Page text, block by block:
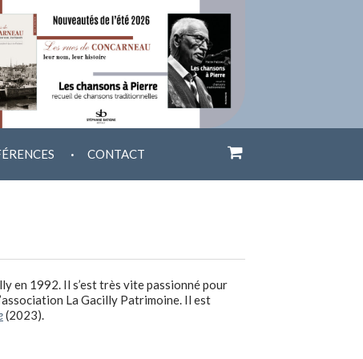
. CONTACT
en 1992. Il s’est très vite passionné pour
La Gacilly Patrimoine. Il est
(2023).